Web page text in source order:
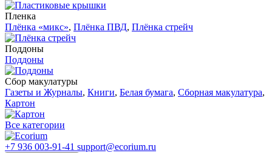
Пленка
Плёнка «микс», Плёнка ПВД, Плёнка стрейч
Поддоны
Поддоны
Сбор макулатуры
Газеты и Журналы, Книги, Белая бумага, Сборная макулатура,
Картон
Все категории
+7 936 003-91-41 support@ecorium.ru